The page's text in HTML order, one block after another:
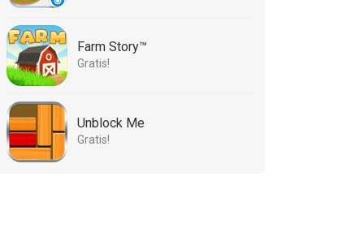
Farm Story™
Gratis!
Unblock Me
Gratis!